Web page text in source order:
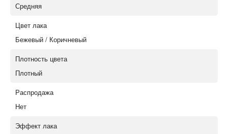
Средняя
Цвет лака
Бежевый / Коричневый
Плотность цвета
Плотный
Распродажа
Нет
Эффект лака